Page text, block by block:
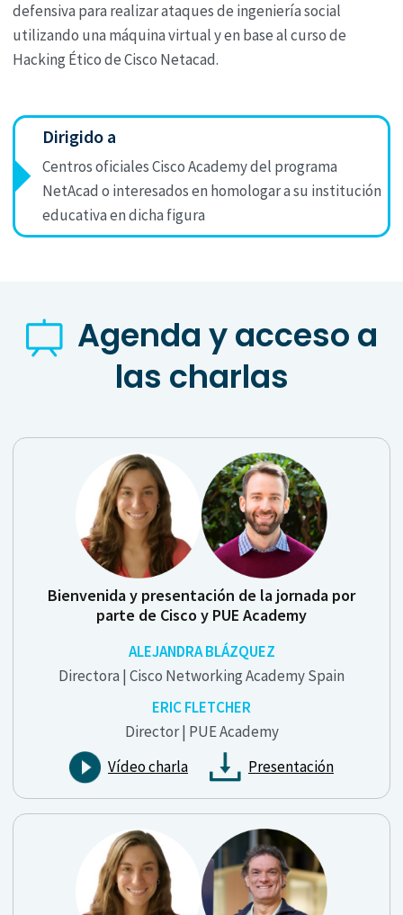
defensiva para realizar ataques de ingeniería social
utilizando una máquina virtual y en base al curso de
Hacking Ético de Cisco Netacad.
Dirigido a
Centros oficiales Cisco Academy del programa
NetAcad o interesados en homologar a su institución
educativa en dicha figura
Agenda y acceso a
las charlas
Bienvenida y presentación de la jornada por
parte de Cisco y PUE Academy
ALEJANDRA BLÁZQUEZ
Directora | Cisco Networking Academy Spain
ERIC FLETCHER
Director | PUE Academy
Vídeo charla
Presentación